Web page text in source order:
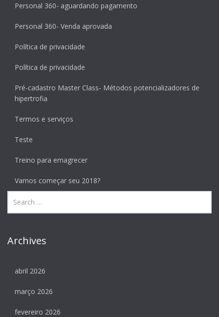
Personal 360- aguardando pagamento
Personal 360- Venda aprovada
Política de privacidade
Política de privacidade
Pré-cadastro Master Class- Métodos potencializadores de
hipertrofia
Termos e serviços
Teste
Treino para emagrecer
Vamos começar seu 2018?
Archives
abril 2026
março 2026
fevereiro 2026